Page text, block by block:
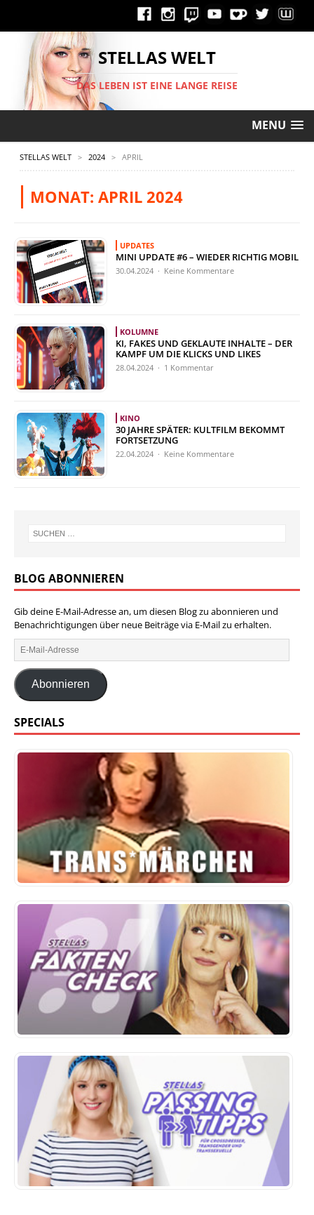
STELLAS WELT
DAS LEBEN IST EINE LANGE REISE
MENU
STELLAS WELT > 2024 > APRIL
MONAT: APRIL 2024
UPDATES
MINI UPDATE #6 – WIEDER RICHTIG MOBIL
30.04.2024 · Keine Kommentare
KOLUMNE
KI, FAKES UND GEKLAUTE INHALTE – DER
KAMPF UM DIE KLICKS UND LIKES
28.04.2024 · 1 Kommentar
KINO
30 JAHRE SPÄTER: KULTFILM BEKOMMT
FORTSETZUNG
22.04.2024 · Keine Kommentare
BLOG ABONNIEREN
Gib deine E-Mail-Adresse an, um diesen Blog zu abonnieren und
Benachrichtigungen über neue Beiträge via E-Mail zu erhalten.
Abonnieren
SPECIALS